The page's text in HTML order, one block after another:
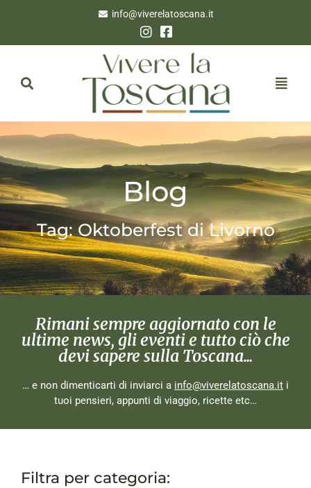
info@viverelatoscana.it
Blog
Tag: Oktoberfest di Livorno
Rimani sempre aggiornato con le
ultime news, gli eventi e tutto ciò che
devi sapere sulla Toscana...
… e non dimenticarti di inviarci a info@viverelatoscana.it i
tuoi pensieri, appunti di viaggio, ricette etc…
Filtra per categoria: